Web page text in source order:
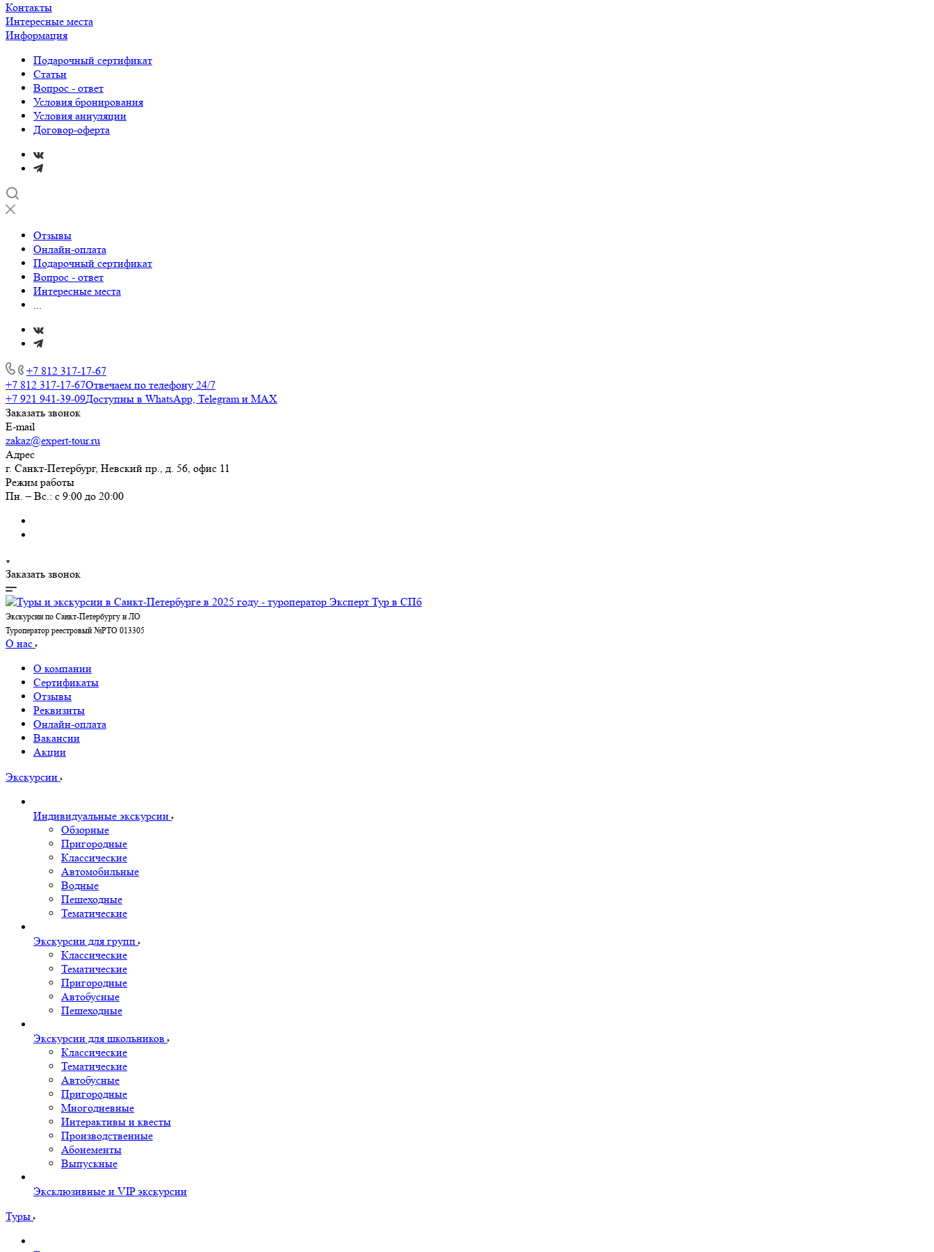
Контакты
Интересные места
Информация
Подарочный сертификат
Статьи
Вопрос - ответ
Условия бронирования
Условия аннуляции
Договор-оферта
Отзывы
Онлайн-оплата
Подарочный сертификат
Вопрос - ответ
Интересные места
...
+7 812 317-17-67
+7 812 317-17-67Отвечаем по телефону 24/7
+7 921 941-39-09Доступны в WhatsApp, Telegram и MAX
Заказать звонок
E-mail
zakaz@expert-tour.ru
Адрес
г. Санкт-Петербург, Невский пр., д. 56, офис 11
Режим работы
Пн. – Вс.: с 9:00 до 20:00
Заказать звонок
Экскурсии по Санкт-Петербургу и ЛО
Туроператор реестровый №РТО 013305
О нас
О компании
Сертификаты
Отзывы
Реквизиты
Онлайн-оплата
Вакансии
Акции
Экскурсии
Индивидуальные экскурсии
Обзорные
Пригородные
Классические
Автомобильные
Водные
Пешеходные
Тематические
Экскурсии для групп
Классические
Тематические
Пригородные
Автобусные
Пешеходные
Экскурсии для школьников
Классические
Тематические
Автобусные
Пригородные
Многодневные
Интерактивы и квесты
Производственные
Абонементы
Выпускные
Эксклюзивные и VIP экскурсии
Туры